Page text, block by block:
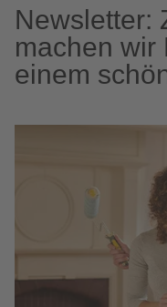
Newsletter:
machen wir
einem